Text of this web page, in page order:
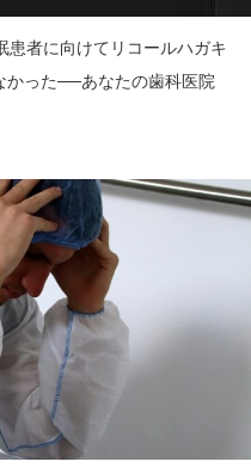
患者に向けてリコールハガキ
かった──あなたの歯科医院